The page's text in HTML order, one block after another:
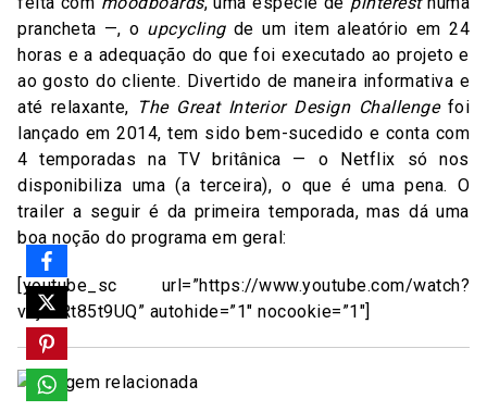
prancheta —, o upcyclingde um item aleatório em 24
horas e a adequação do que foi executado ao projeto e
ao gosto do cliente. Divertido de maneira informativa e
até relaxante, The Great Interior Design Challengefoi
lançado em 2014, tem sido bem-sucedido e conta com
4 temporadas na TV britânica — o Netflix só nos
disponibiliza uma (a terceira), o que é uma pena. O
trailer a seguir é da primeira temporada, mas dá uma
boa noção do programa em geral:
[youtube_sc url=”https://www.youtube.com/watch?
v=jcnRt85t9UQ” autohide=”1″ nocookie=”1″]